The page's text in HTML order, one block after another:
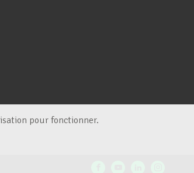
pour fonctionner.